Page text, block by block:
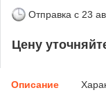
Отправка с 23
Цену
Описание